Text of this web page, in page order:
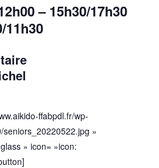
– 15h30/17h30
11h30
ffabpdl.fr/wp-
»
» icon= »icon: